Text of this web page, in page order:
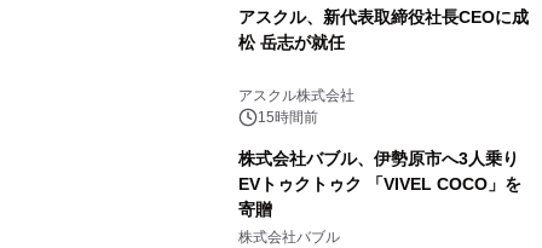
アスクル、新代表取締役社長CEOに成
松 岳志が就任
アスクル株式会社
15時間前
株式会社バブル、伊勢原市へ3人乗り
EVトゥクトゥク 「VIVEL COCO」を
寄贈
株式会社バブル